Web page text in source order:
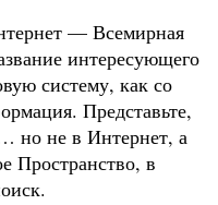
— Всемирная
интересующего
систему, как со
Представьте,
но не в Интернет, а
Пространство, в